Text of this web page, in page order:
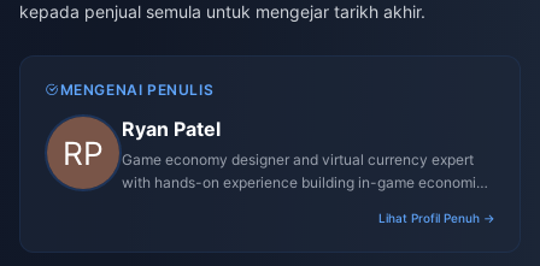
kepada penjual semula untuk mengejar tarikh akhir.
MENGENAI PENULIS
Ryan Patel
Game economy designer and virtual currency expert
with hands-on experience building in-game economies
Lihat Profil Penuh →